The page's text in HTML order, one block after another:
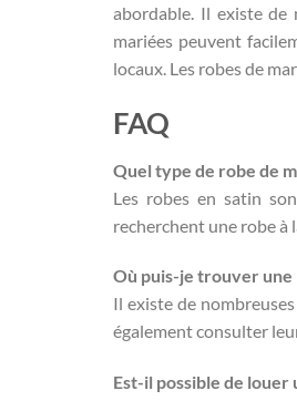
abordable. Il existe de
mariées peuvent
locaux. Les robes de
FAQ
Quel type de robe de
Les robes en satin
recherchent une robe à
Où puis-je trouver une
Il existe de
également consulter
Est-il possible de louer